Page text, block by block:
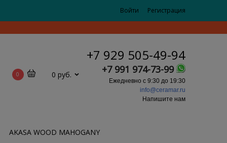
Войти Регистрация
0 0 руб.
+7 929 505-49-94
+7 991 974-73-99
Ежедневно с 9:30 до 19:30
info@ceramar.ru
Напишите нам
AKASA WOOD MAHOGANY